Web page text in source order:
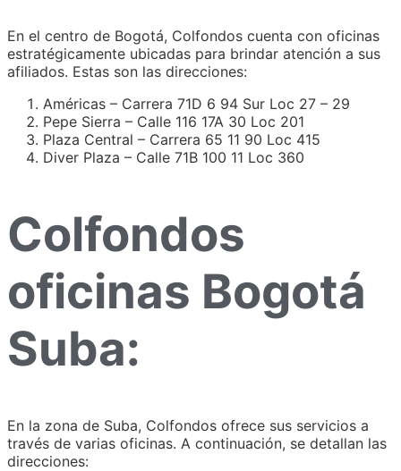
En el centro de Bogotá, Colfondos cuenta con oficinas
estratégicamente ubicadas para brindar atención a sus
afiliados. Estas son las direcciones:
Américas – Carrera 71D 6 94 Sur Loc 27 – 29
Pepe Sierra – Calle 116 17A 30 Loc 201
Plaza Central – Carrera 65 11 90 Loc 415
Diver Plaza – Calle 71B 100 11 Loc 360
Colfondos
oficinas Bogotá
Suba:
En la zona de Suba, Colfondos ofrece sus servicios a
través de varias oficinas. A continuación, se detallan las
direcciones: